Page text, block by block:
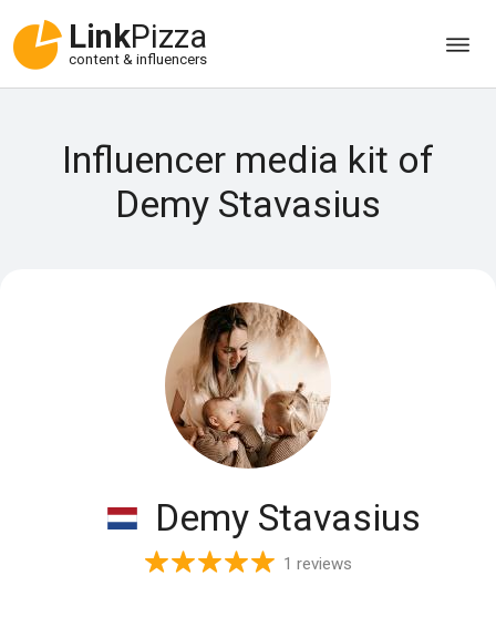
LinkPizza
content & influencers
Influencer media kit of
Demy Stavasius
Demy Stavasius
1 reviews